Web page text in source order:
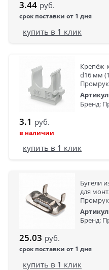
3.44 руб.
срок поставки от 1 дня
купить в 1 клик
Крепёж-
d16 мм
Бренд:
3.1 руб.
в наличии
купить в 1 клик
Бугели
для
Бренд:
25.03 руб.
срок поставки от 1 дня
купить в 1 клик